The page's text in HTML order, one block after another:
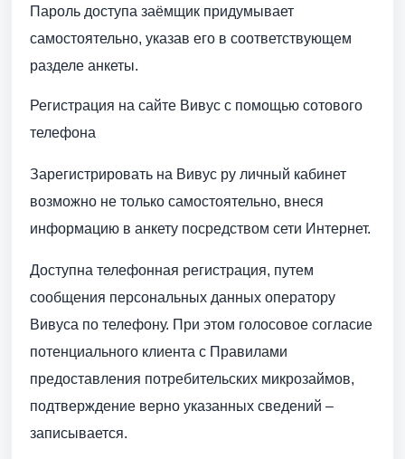
Пароль доступа заёмщик придумывает
самостоятельно, указав его в соответствующем
разделе анкеты.
Регистрация на сайте Вивус с помощью сотового
телефона
Зарегистрировать на Вивус ру личный кабинет
возможно не только самостоятельно, внеся
информацию в анкету посредством сети Интернет.
Доступна телефонная регистрация, путем
сообщения персональных данных оператору
Вивуса по телефону. При этом голосовое согласие
потенциального клиента с Правилами
предоставления потребительских микрозаймов,
подтверждение верно указанных сведений –
записывается.